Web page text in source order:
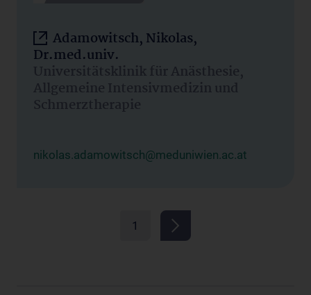
Adamowitsch, Nikolas,
Dr.med.univ.
Universitätsklinik für Anästhesie,
Allgemeine Intensivmedizin und
Schmerztherapie
nikolas.adamowitsch@meduniwien.ac.at
1